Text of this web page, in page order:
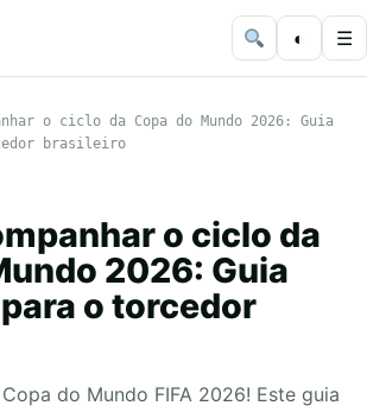
◐ ☰
o ciclo da Copa do Mundo 2026: Guia
brasileiro
o ciclo da
2026: Guia
o torcedor
do Mundo FIFA 2026! Este guia